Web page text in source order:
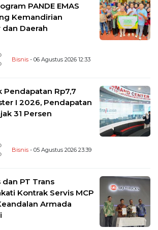
PANDE EMAS
Kemandirian
Daerah
Bisnis - 06 Agustus 2026 12:33
Pendapatan Rp7,7
I 2026, Pendapatan
31 Persen
Bisnis - 05 Agustus 2026 23:39
dan PT Trans
Kontrak Servis MCP
Armada